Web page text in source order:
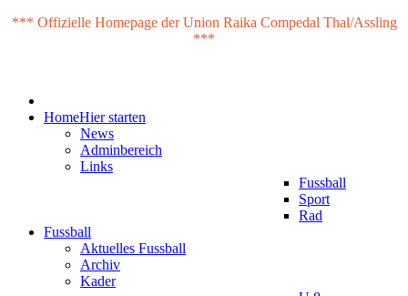
*** Offizielle Homepage der Union Raika Compedal Thal/Assling
***
HomeHier starten
News
Adminbereich
Links
Fussball
Sport
Rad
Fussball
Aktuelles Fussball
Archiv
Kader